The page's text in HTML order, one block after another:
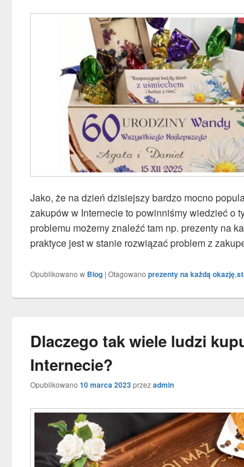
Jako, że na dzień dzisiejszy bardzo mocno
zakupów w Internecie to powinniśmy wiedzieć o
problemu możemy znaleźć tam np. prezenty na
praktyce jest w stanie rozwiązać problem z
Opublikowano w Blog | Otagowano prezenty na każdą okazję,
Dlaczego tak wiele ludzi
Internecie?
Opublikowano 10 marca 2023przezadmin